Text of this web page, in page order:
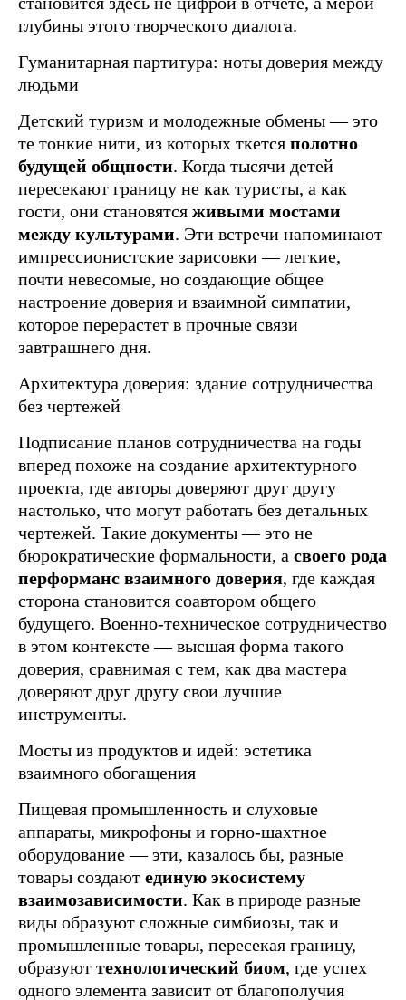
глубины этого творческого диалога.
Гуманитарная партитура: ноты доверия между
людьми
Детский туризм и молодежные обмены — это
те тонкие нити, из которых ткется полотно
будущей общности. Когда тысячи детей
пересекают границу не как туристы, а как
гости, они становятся живыми мостами
между культурами. Эти встречи напоминают
импрессионистские зарисовки — легкие,
почти невесомые, но создающие общее
настроение доверия и взаимной симпатии,
которое перерастет в прочные связи
завтрашнего дня.
Архитектура доверия: здание сотрудничества
без чертежей
Подписание планов сотрудничества на годы
вперед похоже на создание архитектурного
проекта, где авторы доверяют друг другу
настолько, что могут работать без детальных
чертежей. Такие документы — это не
бюрократические формальности, а своего рода
перформанс взаимного доверия, где каждая
сторона становится соавтором общего
будущего. Военно-техническое сотрудничество
в этом контексте — высшая форма такого
доверия, сравнимая с тем, как два мастера
доверяют друг другу свои лучшие
инструменты.
Мосты из продуктов и идей: эстетика
взаимного обогащения
Пищевая промышленность и слуховые
аппараты, микрофоны и горно-шахтное
оборудование — эти, казалось бы, разные
товары создают единую экосистему
взаимозависимости. Как в природе разные
виды образуют сложные симбиозы, так и
промышленные товары, пересекая границу,
образуют технологический биом, где успех
одного элемента зависит от благополучия